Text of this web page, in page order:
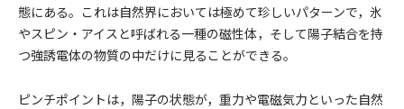
態にある。これは自然界においては極めて珍しいパターンで，氷
やスピン・アイスと呼ばれる一種の磁性体，そして陽子結合を持
つ強誘電体の物質の中だけに見ることができる。
ピンチポイントは，陽子の状態が，重力や電磁気力といった自然